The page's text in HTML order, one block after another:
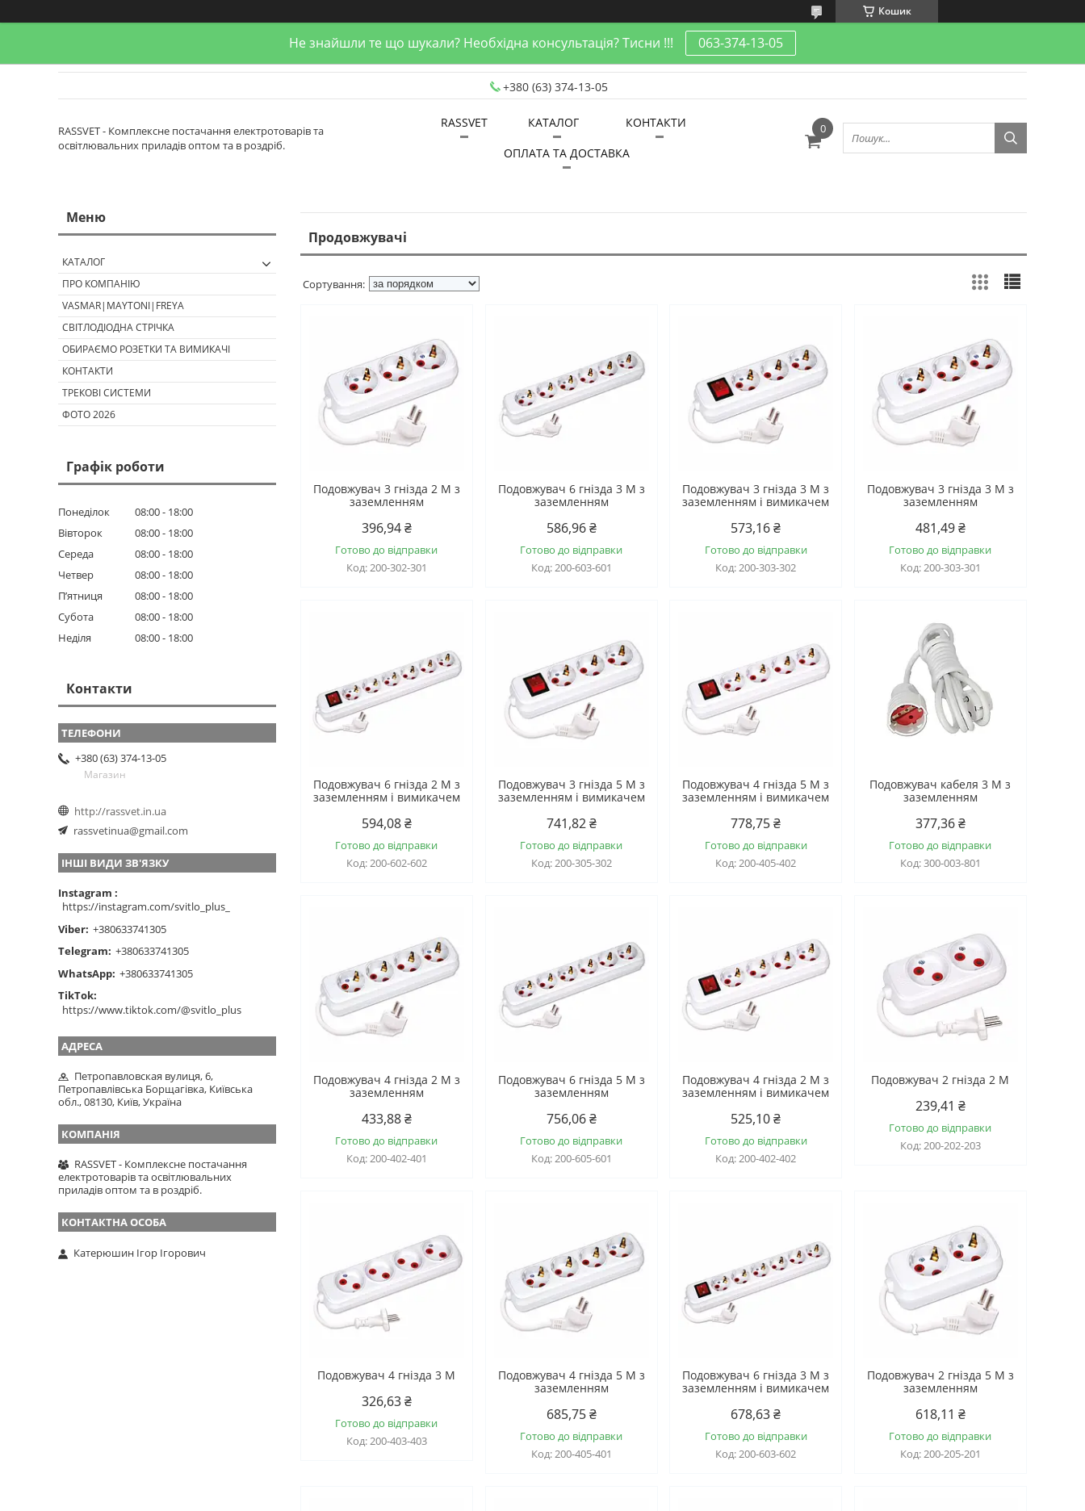
Кошик
Не знайшли те що шукали? Необхідна консультація? Тисни !!! 063-374-13-05
+380 (63) 374-13-05
RASSVET - Комплексне постачання електротоварів та
освітлювальних приладів оптом та в роздріб.
RASSVET КАТАЛОГ
КОНТАКТИ
ОПЛАТА ТА ДОСТАВКА
Продовжувачі
Подовжувач 3 гнізда 2 М з
заземленням
396,94 ₴
Готово до відправки
200-302-301
Подовжувач 6 гнізда 3 М з
заземленням
586,96 ₴
Готово до відправки
200-603-601
Подовжувач 3 гнізда 3 М з
заземленням і вимикачем
573,16 ₴
Готово до відправки
200-303-302
Подовжувач 3 гнізда 3 М з
заземленням
481,49 ₴
Готово до відправки
200-303-301
Подовжувач 6 гнізда 2 М з
заземленням і вимикачем
594,08 ₴
Готово до відправки
200-602-602
Подовжувач 3 гнізда 5 М з
заземленням і вимикачем
741,82 ₴
Готово до відправки
200-305-302
Подовжувач 4 гнізда 5 М з
заземленням і вимикачем
778,75 ₴
Готово до відправки
200-405-402
Подовжувач кабеля 3 М з
заземленням
377,36 ₴
Готово до відправки
300-003-801
Подовжувач 4 гнізда 2 М з
заземленням
433,88 ₴
Готово до відправки
200-402-401
Подовжувач 6 гнізда 5 М з
заземленням
756,06 ₴
Готово до відправки
200-605-601
Подовжувач 4 гнізда 2 М з
заземленням і вимикачем
525,10 ₴
Готово до відправки
200-402-402
Подовжувач 2 гнізда 2 М
239,41 ₴
Готово до відправки
200-202-203
Подовжувач 4 гнізда 3 М
326,63 ₴
Готово до відправки
200-403-403
Подовжувач 4 гнізда 5 М з
заземленням
685,75 ₴
Готово до відправки
200-405-401
Подовжувач 6 гнізда 3 М з
заземленням і вимикачем
678,63 ₴
Готово до відправки
200-603-602
Подовжувач 2 гнізда 5 М з
заземленням
618,11 ₴
Готово до відправки
200-205-201
КАТАЛОГ
ПРО КОМПАНІЮ
VASMAR|MAYTONI|FREYA
СВІТЛОДІОДНА СТРІЧКА
ОБИРАЄМО РОЗЕТКИ ТА ВИМИКАЧІ
КОНТАКТИ
ТРЕКОВІ СИСТЕМИ
ФОТО 2026
Графік роботи
Понеділок 08:00
18:00
Вівторок
08:00
18:00
Середа
08:00
18:00
Четвер
08:00
18:00
Пʼятниця
08:00
18:00
Субота
08:00
18:00
Неділя
08:00 18:00
Контакти
+380 (63) 374-13-05
Магазин
http://rassvet.in.ua
rassvetinua@gmail.com
ІНШІ ВИДИ ЗВ'ЯЗКУ
Instagram
https://instagram.com/svitlo_plus_
Viber +380633741305
Telegram +380633741305
WhatsApp +380633741305
TikTok
https://www.tiktok.com/@svitlo_plus
Петропавловская вулиця, 6,
Петропавлівська Борщагівка, Київська
обл., 08130, Київ, Україна
RASSVET - Комплексне постачання
електротоварів та освітлювальних
приладів оптом та в роздріб.
Катерюшин Ігор Ігорович